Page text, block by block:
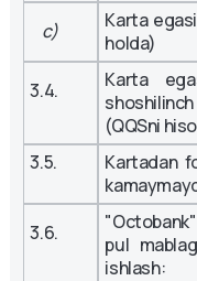
c)
Karta
holda)
3.4.
Karta
(QQSni
3.5.
Kartadan
3.6.
pul
ishlash: